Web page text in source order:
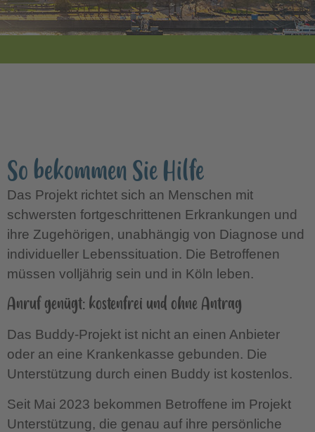
So bekommen Sie Hilfe
Das Projekt richtet sich an Menschen mit
schwersten fortgeschrittenen Erkrankungen und
ihre Zugehörigen, unabhängig von Diagnose und
individueller Lebenssituation. Die Betroffenen
müssen volljährig sein und in Köln leben.
Anruf genügt: kostenfrei und ohne Antrag
Das Buddy-Projekt ist nicht an einen Anbieter
oder an eine Krankenkasse gebunden. Die
Unterstützung durch einen Buddy ist kostenlos.
Seit Mai 2023 bekommen Betroffene im Projekt
Unterstützung, die genau auf ihre persönliche